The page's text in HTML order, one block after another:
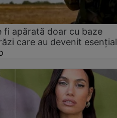
fi apărată doar cu baze
care au devenit